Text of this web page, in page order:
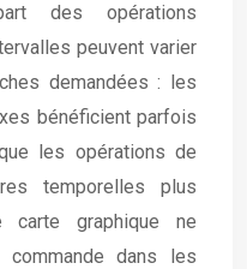
des opérations
peuvent varier
demandées : les
bénéficient parfois
les opérations de
temporelles plus
carte graphique ne
dans les